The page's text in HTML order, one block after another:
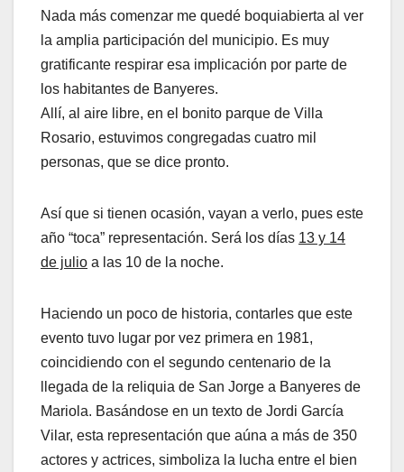
Nada más comenzar me quedé boquiabierta al ver
la amplia participación del municipio. Es muy
gratificante respirar esa implicación por parte de
los habitantes de Banyeres.
Allí, al aire libre, en el bonito parque de Villa
Rosario, estuvimos congregadas cuatro mil
personas, que se dice pronto.
Así que si tienen ocasión, vayan a verlo, pues este
año “toca” representación. Será los días 13 y 14
de julio a las 10 de la noche.
Haciendo un poco de historia, contarles que este
evento tuvo lugar por vez primera en 1981,
coincidiendo con el segundo centenario de la
llegada de la reliquia de San Jorge a Banyeres de
Mariola. Basándose en un texto de Jordi García
Vilar, esta representación que aúna a más de 350
actores y actrices, simboliza la lucha entre el bien